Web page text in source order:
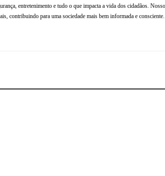
entretenimento e tudo o que impacta a vida dos cidadãos.
contribuindo para uma sociedade mais bem informada e consciente.